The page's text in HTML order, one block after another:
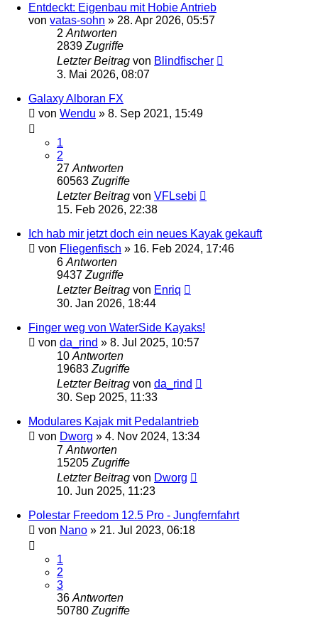
Entdeckt: Eigenbau mit Hobie Antrieb
von vatas-sohn » 28. Apr 2026, 05:57
2 Antworten
2839 Zugriffe
Letzter Beitrag von Blindfischer
3. Mai 2026, 08:07
Galaxy Alboran FX
von Wendu » 8. Sep 2021, 15:49
1
2
27 Antworten
60563 Zugriffe
Letzter Beitrag von VFLsebi
15. Feb 2026, 22:38
Ich hab mir jetzt doch ein neues Kayak gekauft
von Fliegenfisch » 16. Feb 2024, 17:46
6 Antworten
9437 Zugriffe
Letzter Beitrag von Enriq
30. Jan 2026, 18:44
Finger weg von WaterSide Kayaks!
von da_rind » 8. Jul 2025, 10:57
10 Antworten
19683 Zugriffe
Letzter Beitrag von da_rind
30. Sep 2025, 11:33
Modulares Kajak mit Pedalantrieb
von Dworg » 4. Nov 2024, 13:34
7 Antworten
15205 Zugriffe
Letzter Beitrag von Dworg
10. Jun 2025, 11:23
Polestar Freedom 12.5 Pro - Jungfernfahrt
von Nano » 21. Jul 2023, 06:18
1
2
3
36 Antworten
50780 Zugriffe